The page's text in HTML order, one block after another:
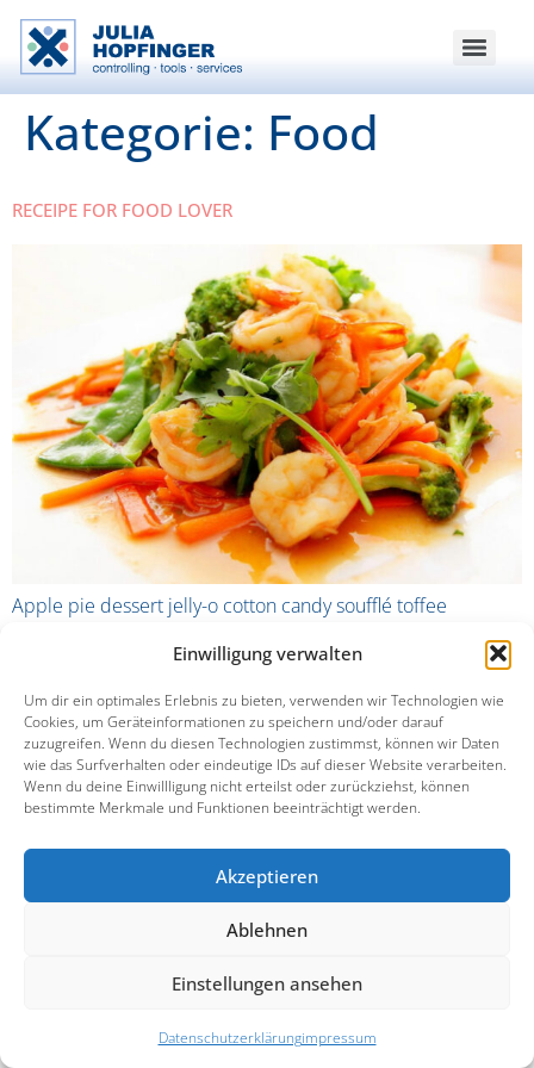
Einwilligung verwalten
Um dir ein optimales Erlebnis zu bieten, verwenden wir Technologien wie
Cookies, um Geräteinformationen zu speichern und/oder darauf
zuzugreifen. Wenn du diesen Technologien zustimmst, können wir Daten
wie das Surfverhalten oder eindeutige IDs auf dieser Website verarbeiten.
Wenn du deine Einwillligung nicht erteilst oder zurückziehst, können
bestimmte Merkmale und Funktionen beeinträchtigt werden.
Akzeptieren
Ablehnen
Einstellungen ansehen
Datenschutzerklärungimpressum
Kategorie: Food
RECEIPE FOR FOOD LOVER
Apple pie dessert jelly-o cotton candy soufflé toffee
croissant candy canes. Cupcake chupa chups danish sugar
plum candy canes marshmallow. Bear claw soufflé
cheesecake toffee cake oat cake pastry. Cotton candy
fruitcake jelly-o. Sesame snaps cake macaroon jelly candy
sesame snaps. Bonbon powder sesame snaps toffee
marshmallow halvah icing. Soufflé croissant halvah cake
danish liquorice jujubes sugar plum icing. Pie lemon drops
instagram
Datenschutzerklärung
impressum